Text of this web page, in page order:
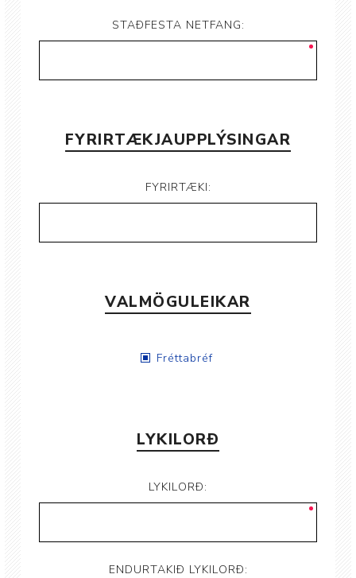
STAÐFESTA NETFANG:
FYRIRTÆKJAUPPLÝSINGAR
FYRIRTÆKI:
VALMÖGULEIKAR
Fréttabréf
LYKILORÐ
LYKILORÐ:
ENDURTAKIÐ LYKILORÐ: